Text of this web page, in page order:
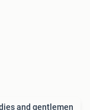
and gentlemen